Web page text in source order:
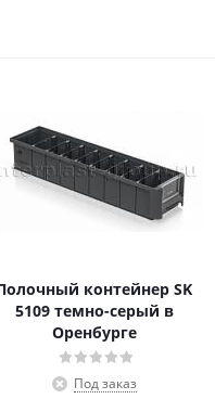
контейнер SK
5109 темно-серый в
Оренбурге
Под заказ